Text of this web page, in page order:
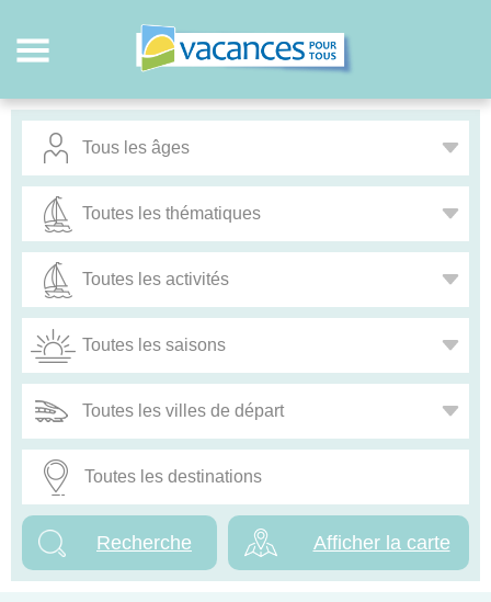
Afficher la carte